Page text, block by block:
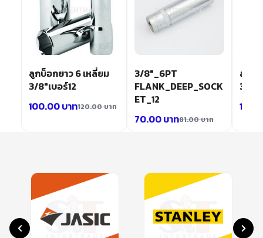
ลูกบ็อกยาว 6 เหลี่ยม
3/8″เบอร์12
120.00บาท
100.00บาท
3/8″_6PT
FLANK_DEEP_SOCK
ET_12
81.00บาท
70.00บาท
ลูกบ็
3/8″